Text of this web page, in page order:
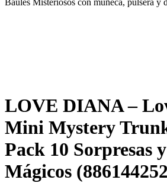
LOVE DIANA –
Mini Mystery
Pack 10 Sorpresas
Mágicos